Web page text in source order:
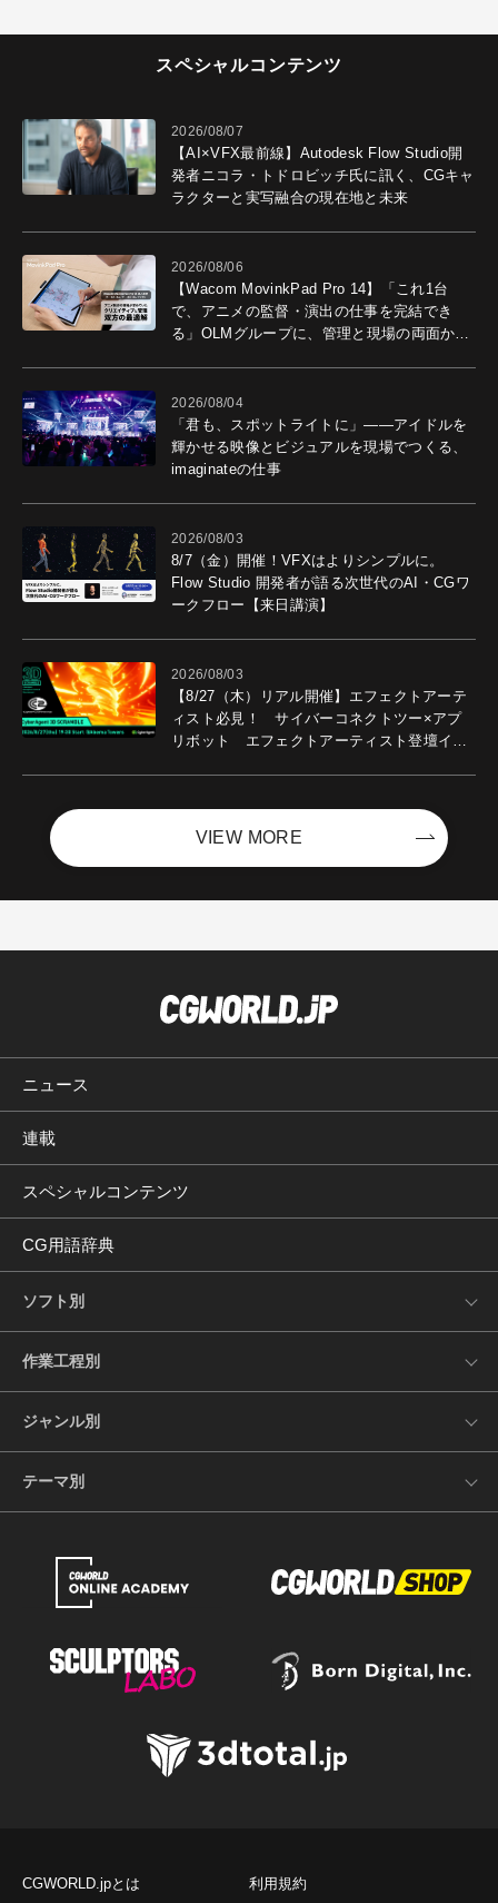
スペシャルコンテンツ
2026/08/07
【AI×VFX最前線】Autodesk Flow Studio開
発者ニコラ・トドロビッチ氏に訊く、CGキャ
ラクターと実写融合の現在地と未来
2026/08/06
【Wacom MovinkPad Pro 14】「これ1台
で、アニメの監督・演出の仕事を完結でき
る」OLMグループに、管理と現場の両面から
2026/08/04
「君も、スポットライトに」――アイドルを
輝かせる映像とビジュアルを現場でつくる、
imaginateの仕事
2026/08/03
8/7（金）開催！VFXはよりシンプルに。
Flow Studio 開発者が語る次世代のAI・CGワ
ークフロー【来日講演】
2026/08/03
【8/27（木）リアル開催】エフェクトアーテ
ィスト必見！ サイバーコネクトツー×アプ
リボット エフェクトアーティスト登壇イベ
VIEW MORE
ニュース
連載
スペシャルコンテンツ
CG用語辞典
ソフト別
作業工程別
ジャンル別
テーマ別
CGWORLD.jpとは 利用規約